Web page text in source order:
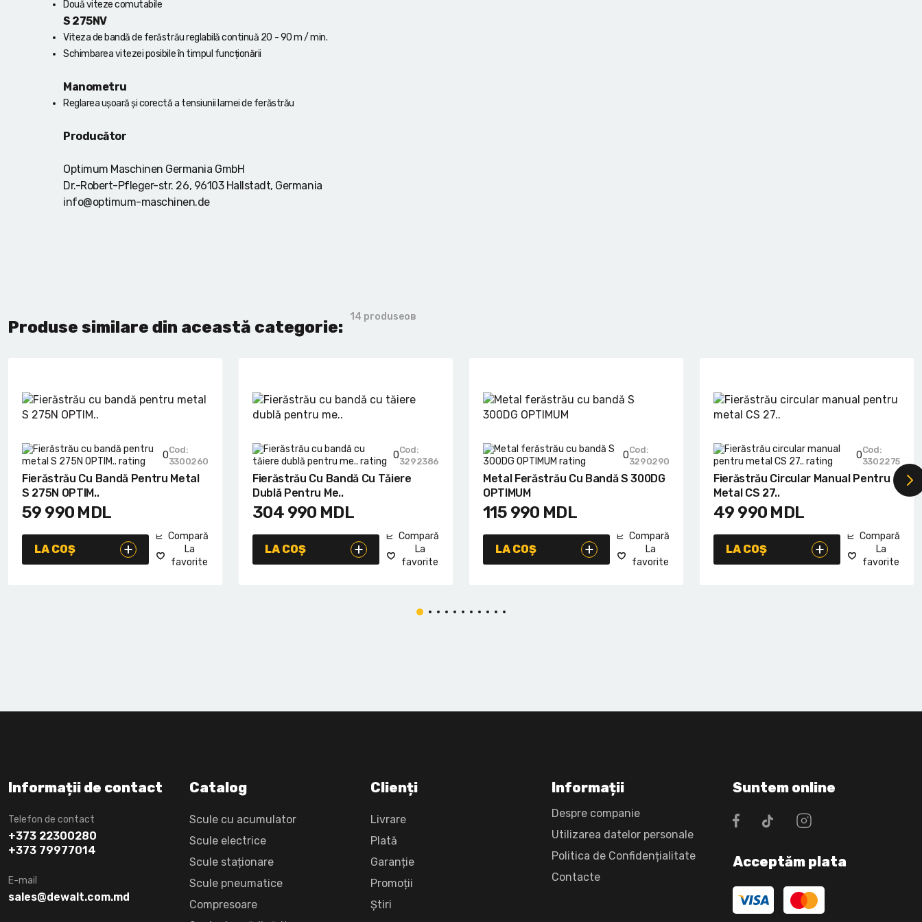
Două viteze comutabile
S 275NV
Viteza de bandă de ferăstrău reglabilă continuă 20 - 90 m / min.
Schimbarea vitezei posibile în timpul funcționării
Manometru
Reglarea ușoară și corectă a tensiunii lamei de ferăstrău
Producător
Optimum Maschinen Germania GmbH
Dr.-Robert-Pfleger-str. 26, 96103 Hallstadt, Germania
info@optimum-maschinen.de
Produse similare din această categorie:
14 produseов
0Cod:
3300260
Fierăstrău Cu Bandă Pentru Metal
S 275N OPTIM..
59 990 MDL
LA COȘ
Compară
La
favorite
0Cod:
3292386
Fierăstrău Cu Bandă Cu Tăiere
Dublă Pentru Me..
304 990 MDL
LA COȘ
Compară
La
favorite
0Cod:
3290290
Metal Ferăstrău Cu Bandă S 300DG
OPTIMUM
115 990 MDL
LA COȘ
Compară
La
favorite
0Cod:
3302275
Fierăstrău Circular Manual Pentru
Metal CS 27..
49 990 MDL
LA COȘ
Compară
La
favorite
Informații de contact
Telefon de contact
+373 22300280
+373 79977014
E-mail
sales@dewalt.com.md
Catalog
Scule cu acumulator
Scule electrice
Scule staționare
Scule pneumatice
Compresoare
Clienți
Livrare
Plată
Garanție
Promoții
Știri
Informații
Despre companie
Utilizarea datelor personale
Politica de Confidențialitate
Сontacte
Suntem online
Acceptăm plata